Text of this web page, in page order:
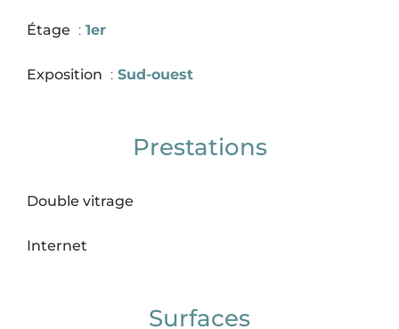
Étage 1er
Exposition Sud-ouest
Prestations
Double vitrage
Internet
Surfaces